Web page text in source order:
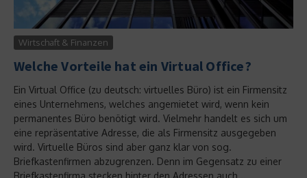
Wirtschaft & Finanzen
Welche Vorteile hat ein Virtual Office?
Ein Virtual Office (zu deutsch: virtuelles Büro) ist ein Firmensitz
eines Unternehmens, welches angemietet wird, wenn kein
permanentes Büro benötigt wird. Vielmehr handelt es sich um
eine repräsentative Adresse, die als Firmensitz ausgegeben
wird. Virtuelle Büros sind aber ganz klar von sog.
Briefkastenfirmen abzugrenzen. Denn im Gegensatz zu einer
Briefkastenfirma stecken hinter den Adressen auch...